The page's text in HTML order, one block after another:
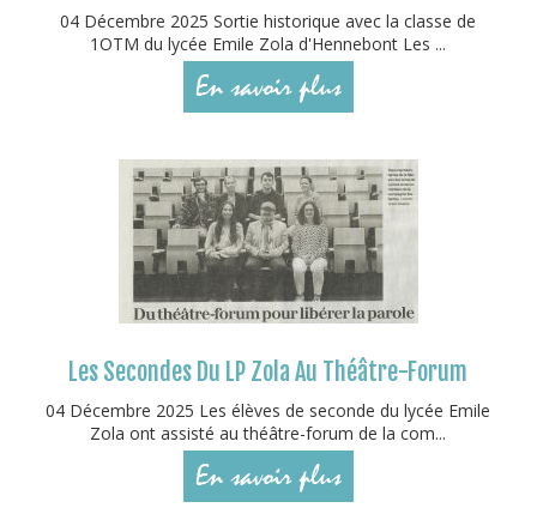
04 Décembre 2025 Sortie historique avec la classe de
1OTM du lycée Emile Zola d'Hennebont Les ...
En savoir plus
Les Secondes Du LP Zola Au Théâtre-Forum
04 Décembre 2025 Les élèves de seconde du lycée Emile
Zola ont assisté au théâtre-forum de la com...
En savoir plus